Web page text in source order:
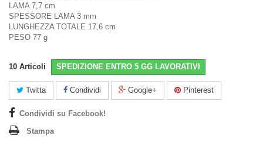
LAMA 7,7 cm
SPESSORE LAMA 3 mm
LUNGHEZZA TOTALE 17,6 cm
PESO 77 g
10 Articoli SPEDIZIONE ENTRO 5 GG LAVORATIVI
Twitta Condividi Google+ Pinterest
Condividi su Facebook!
Stampa